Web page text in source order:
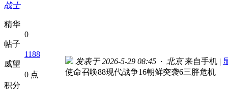
战士
精华
0
帖子
1188
威望
0 点
积分
发表于 2026-5-29 08:45 · 北京 来自手机 |
使命召唤88现代战争16朝鲜突袭6三胖危机